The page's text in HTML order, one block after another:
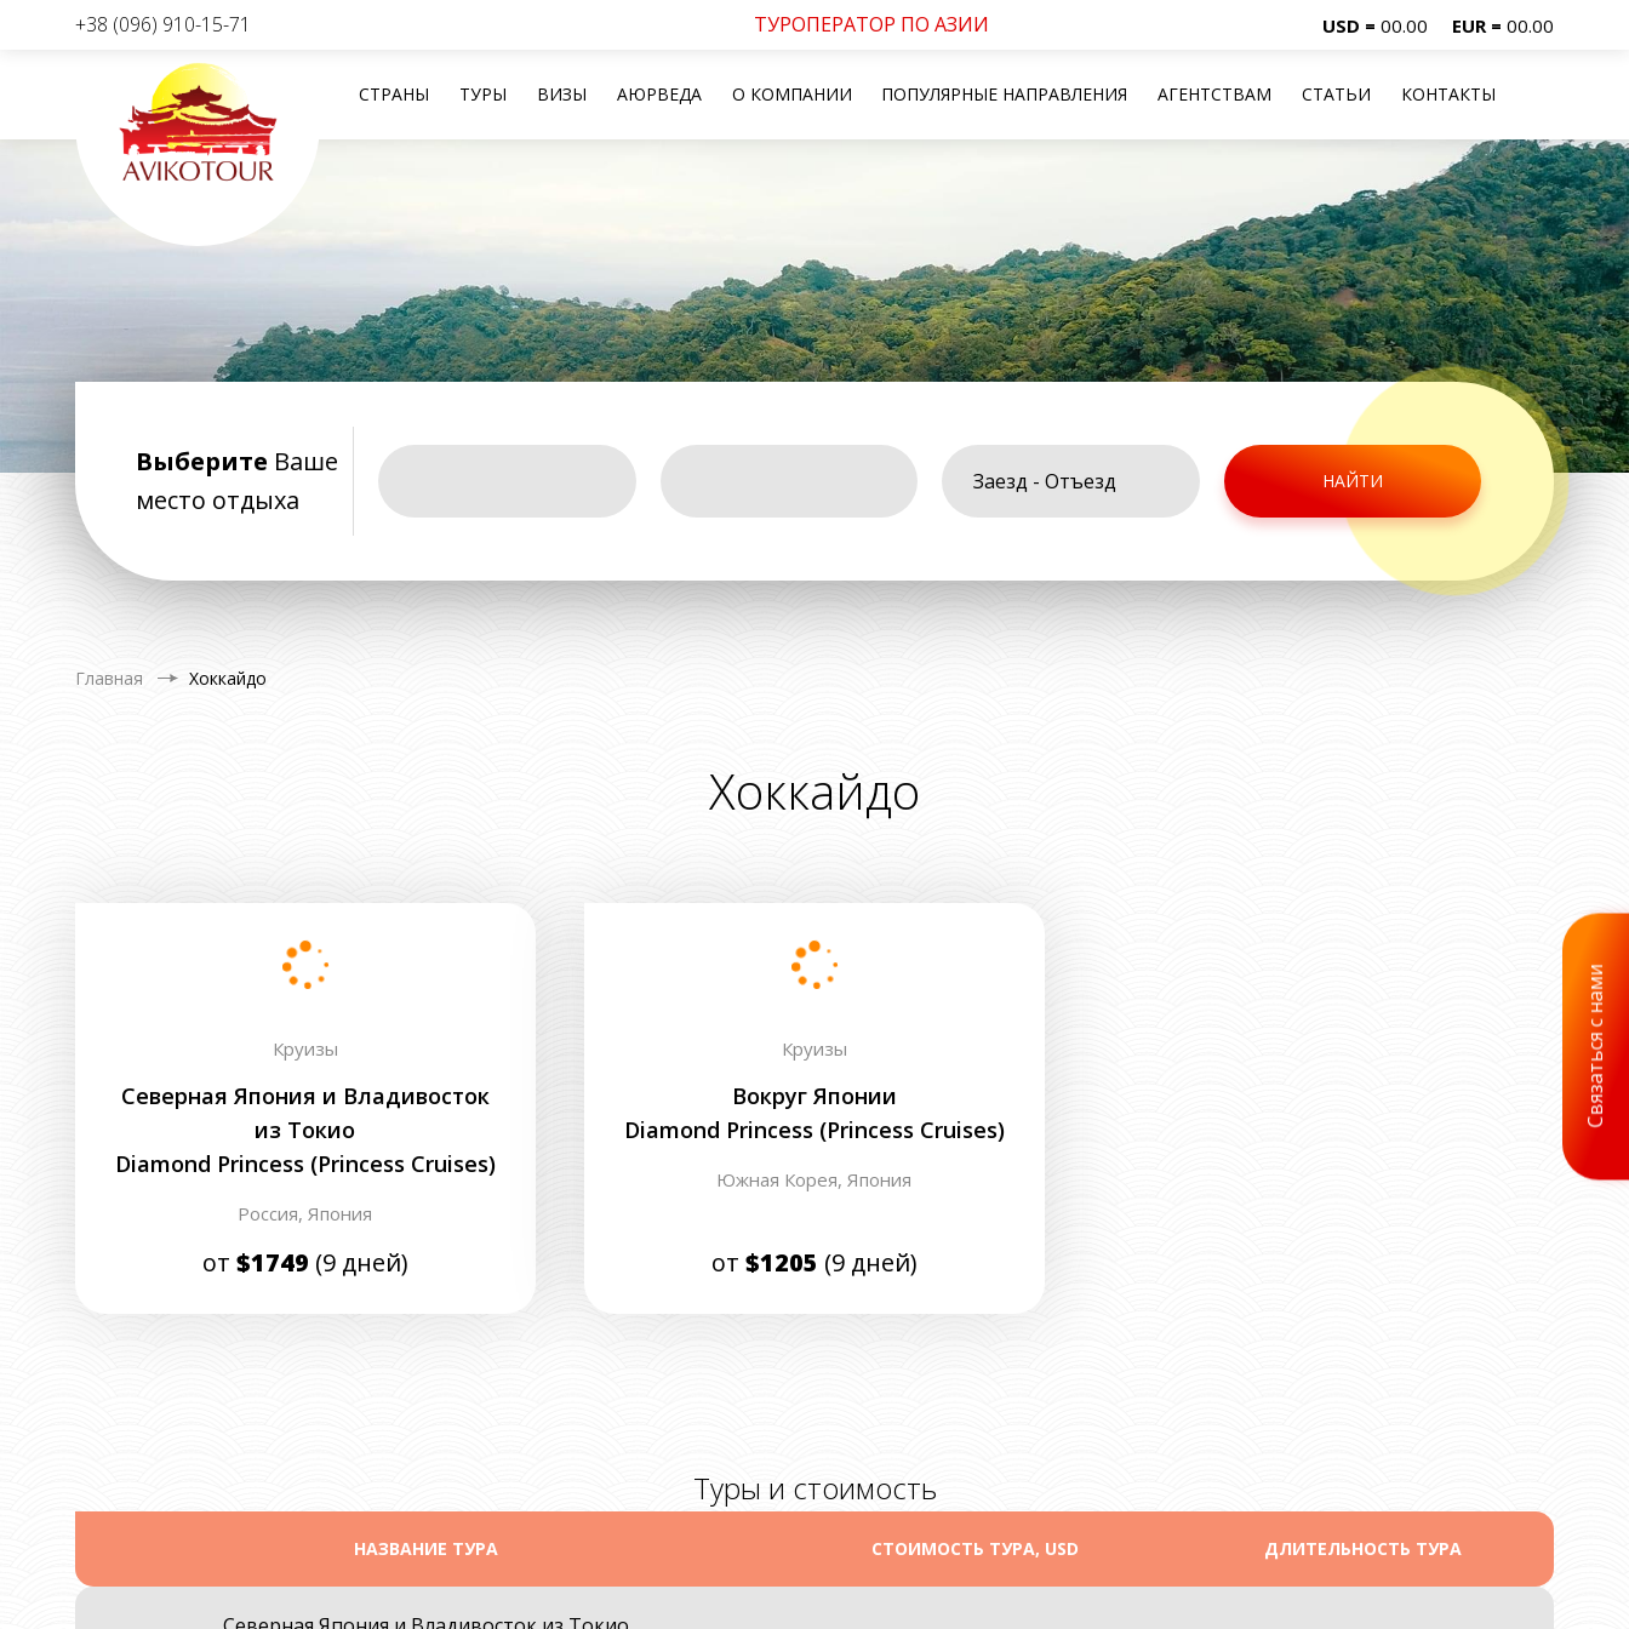
к
+38 (096) 910-15-71 ТУРОПЕРАТОР ПО АЗИИ USD = 00.00 EUR = 00.00
СТРАНЫ ТУРЫ ВИЗЫ АЮРВЕДА О КОМПАНИИ ПОПУЛЯРНЫЕ НАПРАВЛЕНИЯ АГЕНТСТВАМ СТАТЬИ КОНТАКТЫ
Выберите Ваше
место отдыха
НАЙТИ
Главная Хоккайдо
Хоккайдо
Круизы
Северная Япония и Владивосток
из Токио
Diamond Princess (Princess Cruises)
Россия,Япония
от $1749 (9 дней)
Круизы
Вокруг Японии
Diamond Princess (Princess Cruises)
Южная Корея,Япония
от $1205 (9 дней)
Туры и стоимость
НАЗВАНИЕ ТУРА СТОИМОСТЬ ТУРА, USD ДЛИТЕЛЬНОСТЬ ТУРА
Связаться с нами